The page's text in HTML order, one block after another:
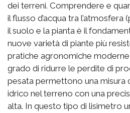
dei terreni. Comprendere e
il flusso d’acqua tra l’atmosfera
il suolo e la pianta è il
nuove varietà di piante più
pratiche agronomiche
grado di ridurre le perdite di
pesata permettono una misura
idrico nel terreno con una
alta. In questo tipo di lisimetro